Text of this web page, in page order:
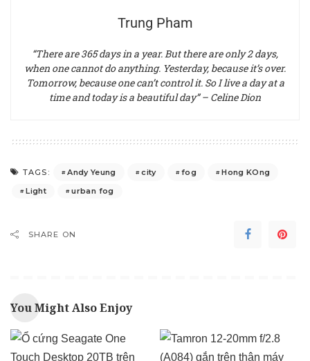
Trung Pham
“There are 365 days in a year. But there are only 2 days,
when one cannot do anything. Yesterday, because it’s over.
Tomorrow, because one can’t control it. So I live a day at a
time and today is a beautiful day” – Celine Dion
TAGS: Andy Yeung city fog
Hong KOng
Light
urban fog
SHARE ON
You Might Also Enjoy